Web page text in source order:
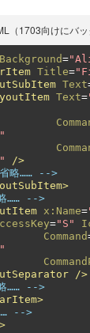
（1703向けにバッ
Background=
Title=
Text
Text=
/>
略…… -->
…… -->
x:Name=
="S"
Command
/>
…… -->
-->